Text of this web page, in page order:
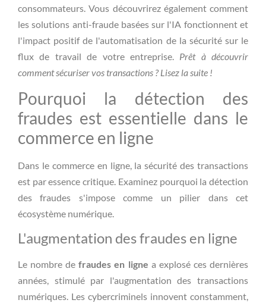
consommateurs. Vous découvrirez également comment
les solutions anti-fraude basées sur l'IA fonctionnent et
l'impact positif de l'automatisation de la sécurité sur le
flux de travail de votre entreprise. Prêt à découvrir
comment sécuriser vos transactions ? Lisez la suite !
Pourquoi la détection des
fraudes est essentielle dans le
commerce en ligne
Dans le commerce en ligne, la sécurité des transactions
est par essence critique. Examinez pourquoi la détection
des fraudes s'impose comme un pilier dans cet
écosystème numérique.
L'augmentation des fraudes en ligne
Le nombre defraudes en ligne a explosé ces dernières
années, stimulé par l'augmentation des transactions
numériques. Les cybercriminels innovent constamment,